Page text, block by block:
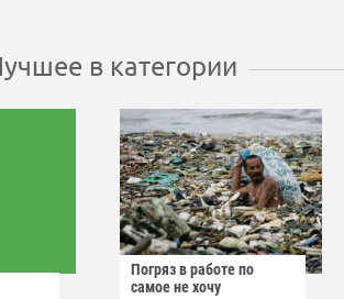
в категории
Погряз в работе по
самое не хочу